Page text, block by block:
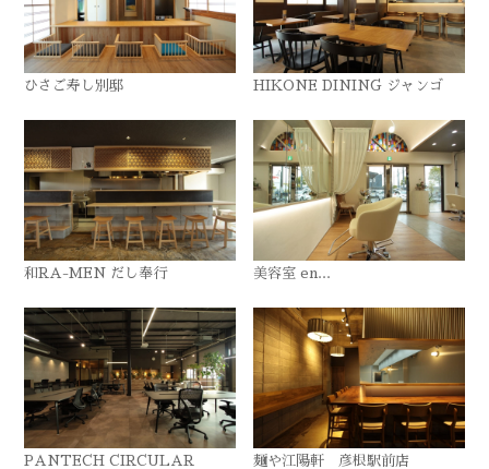
ひさご寿し別邸 HIKONE DINING ジャンゴ
和RA-MEN だし奉行 美容室 en...
PANTECH CIRCULAR
麺や江陽軒 彦根駅前店